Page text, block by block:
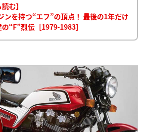
む】
ンを持つ“エフ”の頂点！ 最後の1年だけ
“F”烈伝［1979-1983］